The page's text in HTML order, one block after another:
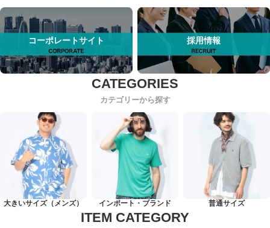
コーポレートサイト 採用情報
カテゴリーから探す
大きいサイズ（メンズ） インポート・ブランド 普通サイズ